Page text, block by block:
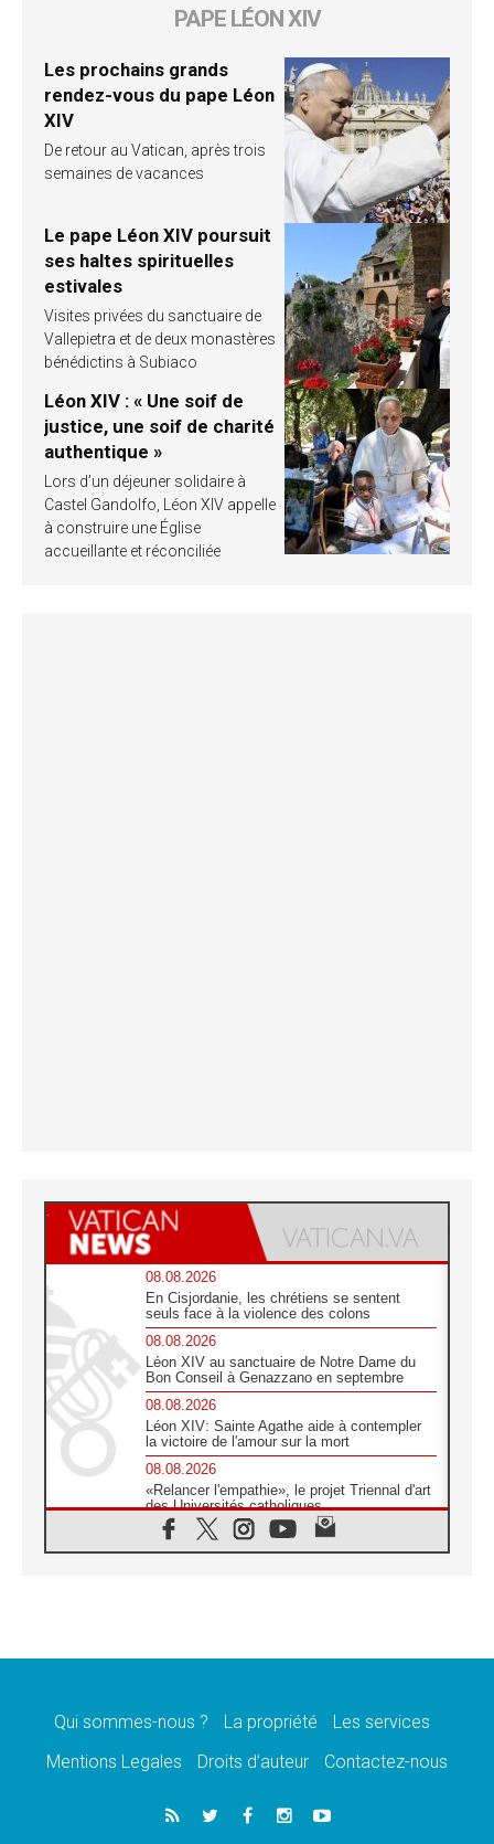
PAPE LÉON XIV
Les prochains grands
rendez-vous du pape Léon
XIV
De retour au Vatican, après trois
semaines de vacances
Le pape Léon XIV poursuit
ses haltes spirituelles
estivales
Visites privées du sanctuaire de
Vallepietra et de deux monastères
bénédictins à Subiaco
Léon XIV : « Une soif de
justice, une soif de charité
authentique »
Lors d’un déjeuner solidaire à
Castel Gandolfo, Léon XIV appelle
à construire une Église
accueillante et réconciliée
08.08.2026
En Cisjordanie, les chrétiens se sentent
seuls face à la violence des colons
08.08.2026
Léon XIV au sanctuaire de Notre Dame du
Bon Conseil à Genazzano en septembre
08.08.2026
Léon XIV: Sainte Agathe aide à contempler
la victoire de l'amour sur la mort
08.08.2026
«Relancer l'empathie», le projet Triennal d'art
des Universités catholiques
08.08.2026
Signis 2026, donner la parole aux religieuses
07.08.2026
07.08.2026
de l'Assomption et mémoire nationale
«La paix commence par l'empathie» estime
le cardinal Parolin
Qui sommes-nous ? La propriété
Les services
Mentions Legales
Droits d’auteur Contactez-nous